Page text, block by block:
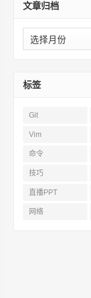
文章归档
文
章
标签
Git
Vim
命令
技巧
直播PPT
网络